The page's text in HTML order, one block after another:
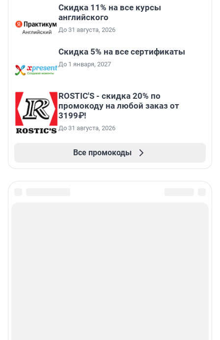
Скидка 11% на все курсы
английского
До 31 августа, 2026
Скидка 5% на все сертификаты
До 1 января, 2027
ROSTIC'S - скидка 20% по
промокоду на любой заказ от
3199₽!
До 31 августа, 2026
Все промокоды